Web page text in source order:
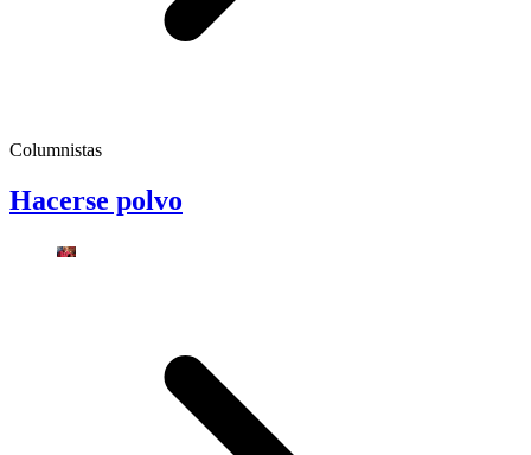
Columnistas
Hacerse polvo